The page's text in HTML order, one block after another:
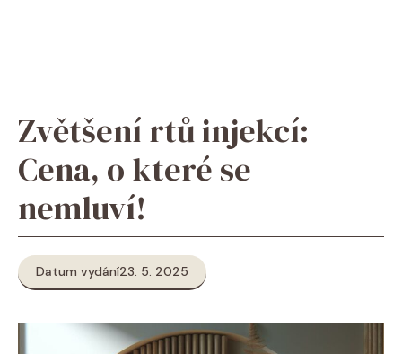
Zvětšení rtů injekcí:
Cena, o které se
nemluví!
Datum vydání23. 5. 2025